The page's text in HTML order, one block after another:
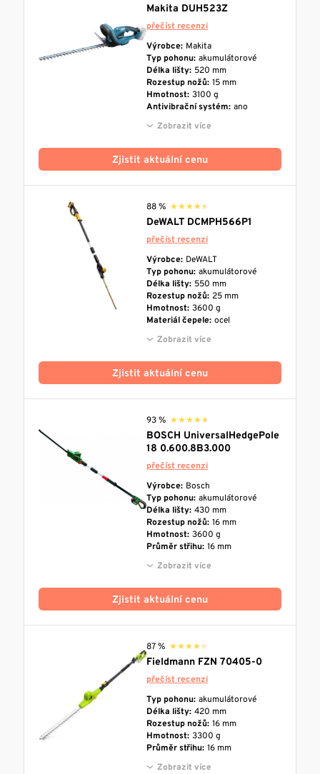
Makita DUH523Z
přečíst recenzi
Výrobce: Makita
Typ pohonu: akumulátorové
Délka lišty: 520 mm
Rozestup nožů: 15 mm
Hmotnost: 3100 g
Antivibrační systém: ano
Zobrazit více
Zjistit aktuální cenu
88 % ★★★★★
★★★★★
DeWALT DCMPH566P1
přečíst recenzi
Výrobce: DeWALT
Typ pohonu: akumulátorové
Délka lišty: 550 mm
Rozestup nožů: 25 mm
Hmotnost: 3600 g
Materiál čepele: ocel
Zobrazit více
Zjistit aktuální cenu
93 % ★★★★★
★★★★★
BOSCH UniversalHedgePole
18 0.600.8B3.000
přečíst recenzi
Výrobce: Bosch
Typ pohonu: akumulátorové
Délka lišty: 430 mm
Rozestup nožů: 16 mm
Hmotnost: 3600 g
Průměr střihu: 16 mm
Zobrazit více
Zjistit aktuální cenu
87 % ★★★★★
★★★★★
Fieldmann FZN 70405-0
přečíst recenzi
Typ pohonu: akumulátorové
Délka lišty: 420 mm
Rozestup nožů: 16 mm
Hmotnost: 3300 g
Průměr střihu: 16 mm
Zobrazit více